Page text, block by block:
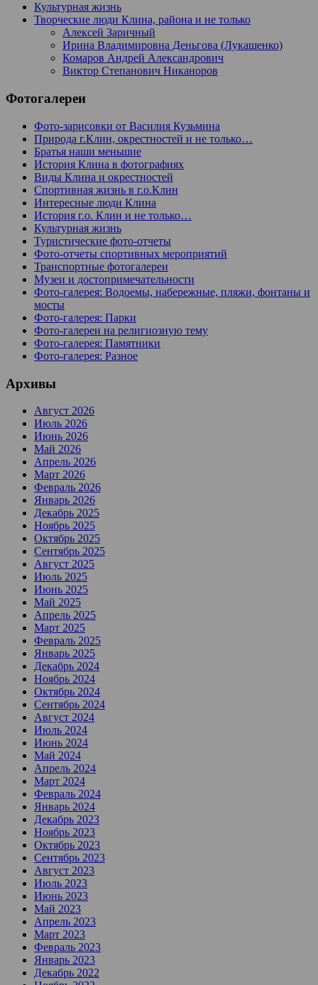
Культурная жизнь
Творческие люди Клина, района и не только
Алексей Заричный
Ирина Владимировна Деньгова (Лукашенко)
Комаров Андрей Александрович
Виктор Степанович Никаноров
Фотогалереи
Фото-зарисовки от Василия Кузьмина
Природа г.Клин, окрестностей и не только…
Братья наши меньшие
История Клина в фотографиях
Виды Клина и окрестностей
Спортивная жизнь в г.о.Клин
Интересные люди Клина
История г.о. Клин и не только…
Культурная жизнь
Туристические фото-отчеты
Фото-отчеты спортивных мероприятий
Транспортные фотогалереи
Музеи и достопримечательности
Фото-галерея: Водоемы, набережные, пляжи, фонтаны и
мосты
Фото-галерея: Парки
Фото-галереи на религиозную тему
Фото-галерея: Памятники
Фото-галерея: Разное
Архивы
Август 2026
Июль 2026
Июнь 2026
Май 2026
Апрель 2026
Март 2026
Февраль 2026
Январь 2026
Декабрь 2025
Ноябрь 2025
Октябрь 2025
Сентябрь 2025
Август 2025
Июль 2025
Июнь 2025
Май 2025
Апрель 2025
Март 2025
Февраль 2025
Январь 2025
Декабрь 2024
Ноябрь 2024
Октябрь 2024
Сентябрь 2024
Август 2024
Июль 2024
Июнь 2024
Май 2024
Апрель 2024
Март 2024
Февраль 2024
Январь 2024
Декабрь 2023
Ноябрь 2023
Октябрь 2023
Сентябрь 2023
Август 2023
Июль 2023
Июнь 2023
Май 2023
Апрель 2023
Март 2023
Февраль 2023
Январь 2023
Декабрь 2022